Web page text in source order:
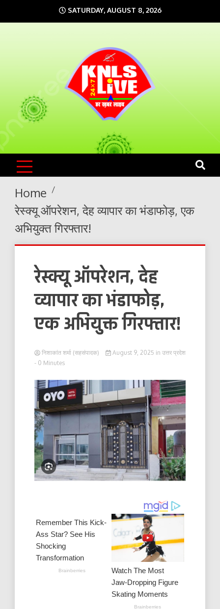
to
SATURDAY, AUGUST 8, 2026
KNLS LIVE
India`s No.1 News Portal
Home
रेस्क्यू ऑपरेशन, देह व्यापार का भंडाफोड़, एक
अभियुक्त गिरफ्तार!
रेस्क्यू ऑपरेशन, देह
व्यापार का भंडाफोड़,
एक अभियुक्त गिरफ्तार!
निशाकांत शर्मा (सहसंपादक) August 9, 2025 in उत्तर प्रदेश
- 0 Minutes